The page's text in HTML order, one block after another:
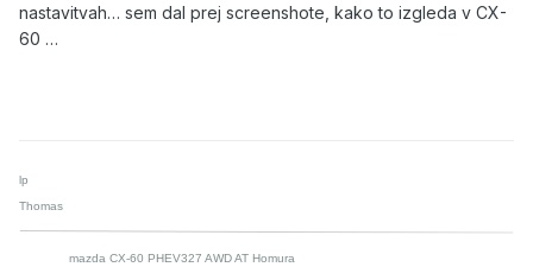
nastavitvah… sem dal prej screenshote, kako to izgleda v CX-
60 …
lp
Thomas
mazda CX-60 PHEV327 AWD AT Homura